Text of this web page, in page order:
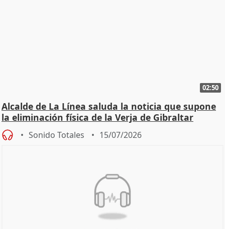
02:50
Alcalde de La Línea saluda la noticia que supone
la eliminación física de la Verja de Gibraltar
Sonido Totales 15/07/2026